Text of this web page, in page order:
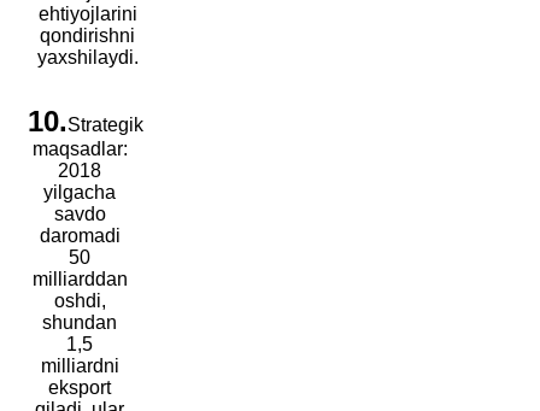
ehtiyojlarini
qondirishni
yaxshilaydi.
10.Strategik
maqsadlar:
2018
yilgacha
savdo
daromadi
50
milliarddan
oshdi,
shundan
1,5
milliardni
eksport